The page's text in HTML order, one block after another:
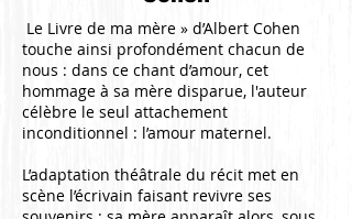
Le Livre de ma mère » d’Albert Cohen
touche ainsi profondément chacun de
nous : dans ce chant d’amour, cet
hommage à sa mère disparue, l'auteur
célèbre le seul attachement
inconditionnel : l’amour maternel.
L’adaptation théâtrale du récit met en
scène l’écrivain faisant revivre ses